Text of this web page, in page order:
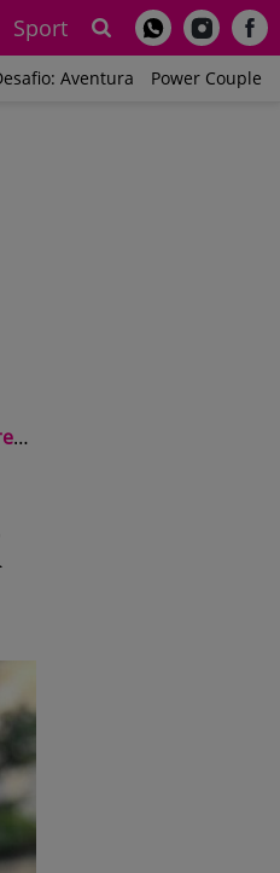
Sport
Aventura Power Couple